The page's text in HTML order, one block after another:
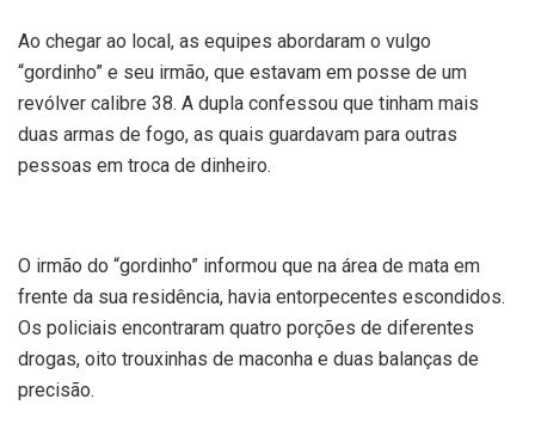
Ao chegar ao local, as equipes abordaram o vulgo
“gordinho” e seu irmão, que estavam em posse de um
revólver calibre 38. A dupla confessou que tinham mais
duas armas de fogo, as quais guardavam para outras
pessoas em troca de dinheiro.
O irmão do “gordinho” informou que na área de mata em
frente da sua residência, havia entorpecentes escondidos.
Os policiais encontraram quatro porções de diferentes
drogas, oito trouxinhas de maconha e duas balanças de
precisão.